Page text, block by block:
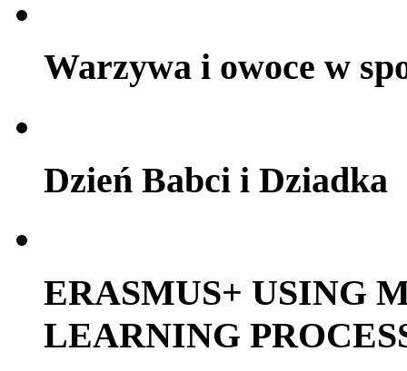
Warzywa i owoce w
Dzień Babci i Dziadka
ERASMUS+ USING
LEARNING